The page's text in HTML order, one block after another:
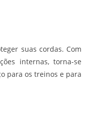
suas cordas. Com
internas, torna-se
para os treinos e para